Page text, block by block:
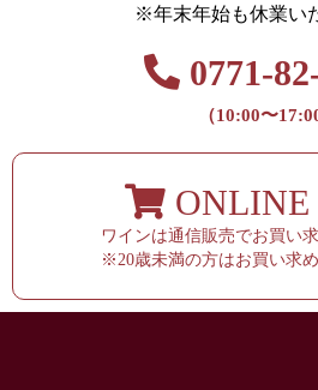
※年末年始も休業い
0771-
（10:00〜
ONLINE
ワインは通信販売でお買い
※20歳未満の方はお買い求